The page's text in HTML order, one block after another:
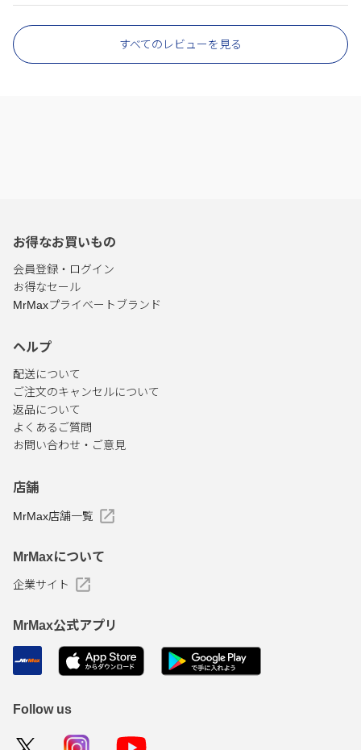
すべてのレビューを見る
お得なお買いもの
会員登録・ログイン
お得なセール
MrMaxプライベートブランド
ヘルプ
配送について
ご注文のキャンセルについて
返品について
よくあるご質問
お問い合わせ・ご意見
店舗
MrMax店舗一覧
MrMaxについて
企業サイト
MrMax公式アプリ
Follow us